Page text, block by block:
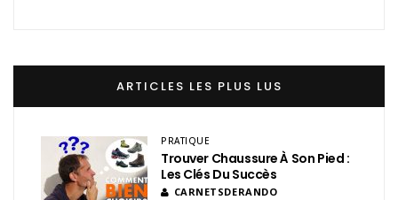
ARTICLES LES PLUS LUS
PRATIQUE
Trouver Chaussure À Son Pied :
Les Clés Du Succès
CARNETSDERANDO